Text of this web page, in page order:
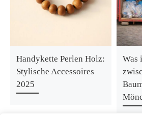
Handykette Perlen Holz:
Stylische Accessoires
2025
Was